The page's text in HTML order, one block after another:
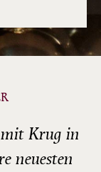
mit Krug in
neuesten